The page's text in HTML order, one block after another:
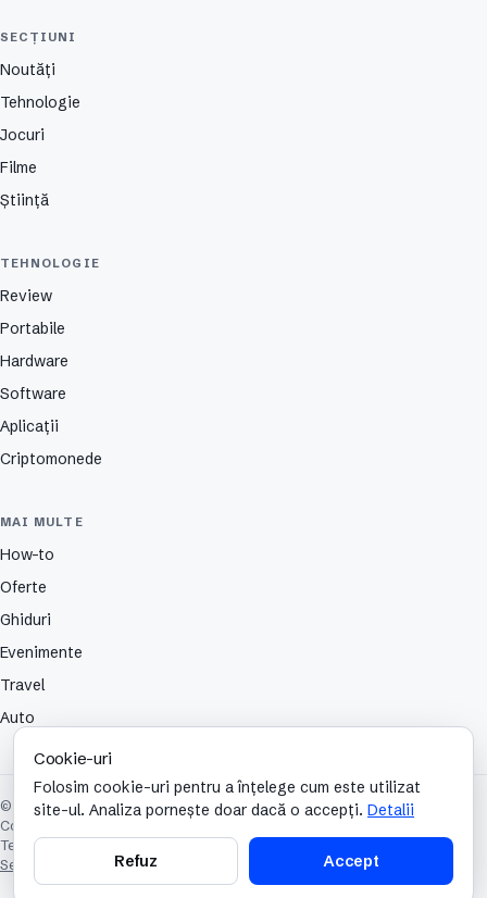
SECȚIUNI
Noutăți
Tehnologie
Jocuri
Filme
Știință
TEHNOLOGIE
Review
Portabile
Hardware
Software
Aplicații
Criptomonede
MAI MULTE
How-to
Oferte
Ghiduri
Evenimente
Travel
Auto
© 2026 TechCafe. Toate drepturile rezervate.
Contact
Termeni și condiții
Setări cookie-uri
Cookie-uri
Folosim cookie-uri pentru a înțelege cum este utilizat
site-ul. Analiza pornește doar dacă o accepți. Detalii
Refuz Accept